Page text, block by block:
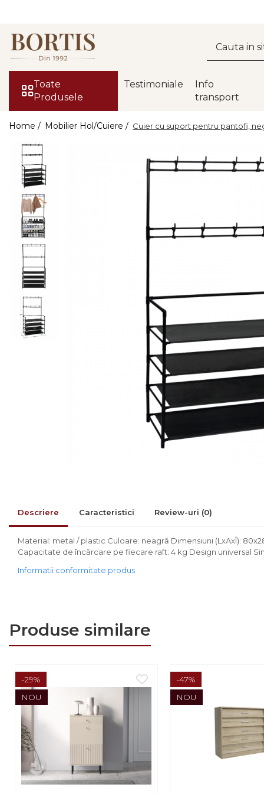
Toate Produsele
Fotolii balansoar/relaxante
Canapele
Comode lux-ultramoderne
Comode stil clasic/rustic
Fotolii
Fotolii extensibile
Masute de cafea
Mese sufragerie/dining
Rafturi/ etajere carti
Scaune living/dining
Set mobilier Living
Seturi masa +scaune
Dormitor
Comode lux-ultramoderne
Dulapuri haine si Sifoniere
Paturi cu saltea
inclusa(pachet promo)
Paturi lemn & pal
Paturi metalice
Paturi tapitate
Saltele
Seturi dormitoare
complete
Toate
Produsele
Testimoniale
Info
transport
Home / Mobilier Hol/Cuiere / Cuier cu suport pentru pantofi,
Descriere Caracteristici Review-uri (0)
Material: metal / plastic Culoare: neagră Dimensiuni (LxAxÎ):
Capacitate de încărcare pe fiecare raft: 4 kg Design universal
Informatii conformitate produs
Produse similare
-29%
NOU
-47%
NOU